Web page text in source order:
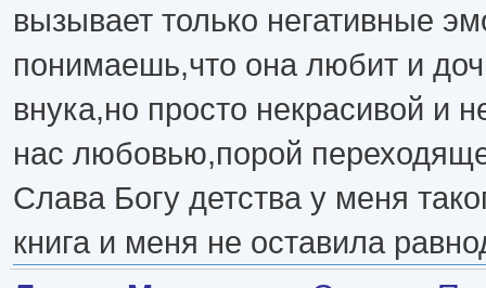
вызывает только негативные
понимаешь,что она любит и
внука,но просто некрасивой и
нас любовью,порой
Слава Богу детства у меня
книга и меня не оставила